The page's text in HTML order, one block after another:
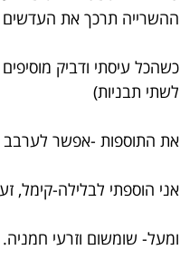
ההשרייה תרכך את העדשים
כשהכל עיסתי ודביק
לשתי תבניות)
את התוספות -אפשר לערבב
אני הוספתי לבלילה-קימל,
ומעל- שומשום וזרעי חמניה.